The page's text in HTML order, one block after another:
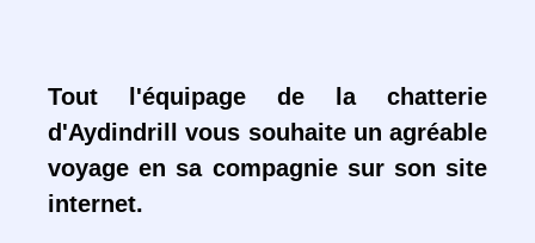
Tout l'équipage de la chatterie
d'Aydindrill vous souhaite un agréable
voyage en sa compagnie sur son site
internet.